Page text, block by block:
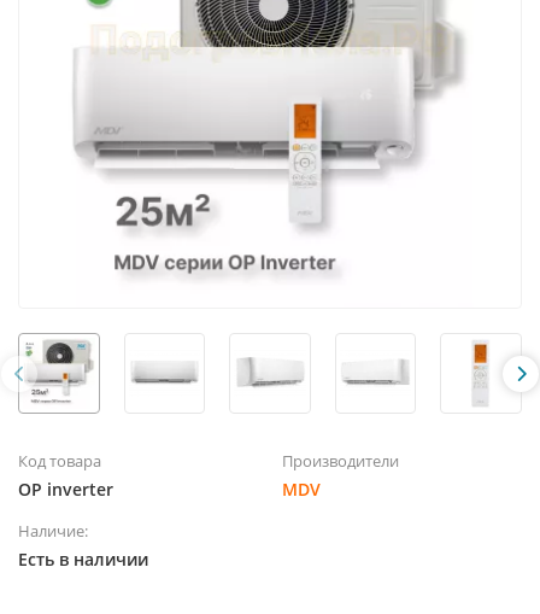
Код товара
OP inverter
Производители
MDV
Наличие:
Есть в наличии